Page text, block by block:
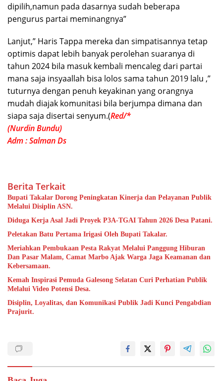
dipilih,namun pada dasarnya sudah beberapa
pengurus partai meminangnya”
Lanjut,” Haris Tappa mereka dan simpatisannya tetap
optimis dapat lebih banyak perolehan suaranya di
tahun 2024 bila masuk kembali mencaleg dari partai
mana saja insyaallah bisa lolos sama tahun 2019 lalu ,”
tuturnya dengan penuh keyakinan yang orangnya
mudah diajak komunitasi bila berjumpa dimana dan
siapa saja disertai senyum.(Red/*
(Nurdin Bundu)
Adm : Salman Ds
Berita Terkait
Bupati Takalar Dorong Peningkatan Kinerja dan Pelayanan Publik
Melalui Disiplin ASN.
Diduga Kerja Asal Jadi Proyek P3A-TGAI Tahun 2026 Desa Patani.
Peletakan Batu Pertama Irigasi Oleh Bupati Takalar.
Meriahkan Pembukaan Pesta Rakyat Melalui Panggung Hiburan
Dan Pasar Malam, Camat Marbo Ajak Warga Jaga Keamanan dan
Kebersamaan.
Kemah Inspirasi Pemuda Galesong Selatan Curi Perhatian Publik
Melalui Video Potensi Desa.
Disiplin, Loyalitas, dan Komunikasi Publik Jadi Kunci Pengabdian
Prajurit.